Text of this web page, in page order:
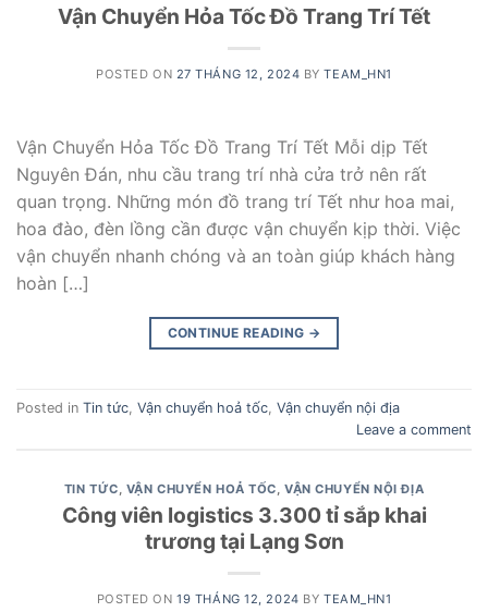
Vận Chuyển Hỏa Tốc Đồ Trang Trí Tết
POSTED ON 27 THÁNG 12, 2024 BYTEAM_HN1
Vận Chuyển Hỏa Tốc Đồ Trang Trí Tết Mỗi dịp Tết
Nguyên Đán, nhu cầu trang trí nhà cửa trở nên rất
quan trọng. Những món đồ trang trí Tết như hoa mai,
hoa đào, đèn lồng cần được vận chuyển kịp thời. Việc
vận chuyển nhanh chóng và an toàn giúp khách hàng
hoàn […]
CONTINUE READING →
Posted in Tin tức Vận chuyển hoả tốc Vận chuyển nội địa
Leave a comment
TIN TỨC, VẬN CHUYỂN HOẢ TỐC,VẬN CHUYỂN NỘI ĐỊA
Công viên logistics 3.300 tỉ sắp khai
trương tại Lạng Sơn
POSTED ON19 THÁNG 12, 2024 BY TEAM_HN1